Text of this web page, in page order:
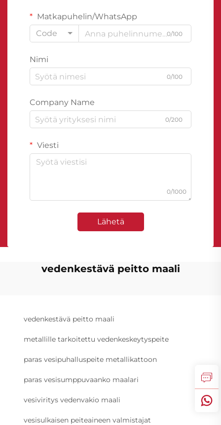
Matkapuhelin/WhatsApp
Code
0/100
Nimi
0/100
Company Name
0/200
Viesti
0/1000
Lähetä
vedenkestävä peitto maali
vedenkestävä peitto maali
metallille tarkoitettu vedenkeskeytyspeite
paras vesipuhalluspeite metallikattoon
paras vesisumppuvaanko maalari
vesiviritys vedenvakio maali
vesisulkaisen peiteaineen valmistajat